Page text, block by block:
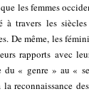
les femmes
à travers les
De même, les
rapports avec
« genre » au «
reconnaissance